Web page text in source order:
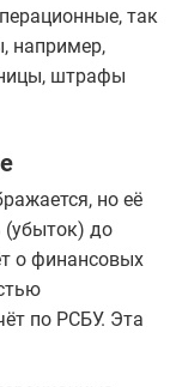
так
например,
штрафы
но её
(убыток) до
о финансовых
по РСБУ. Эта